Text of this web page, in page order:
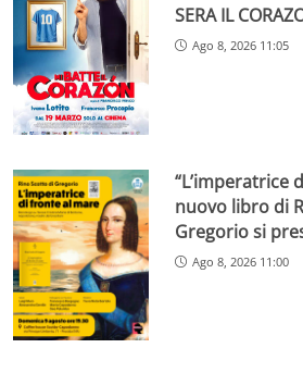
SERA IL
Ago 8, 2026 11:05
“L’imperatrice
nuovo libro di
Gregorio si
Ago 8, 2026 11:00